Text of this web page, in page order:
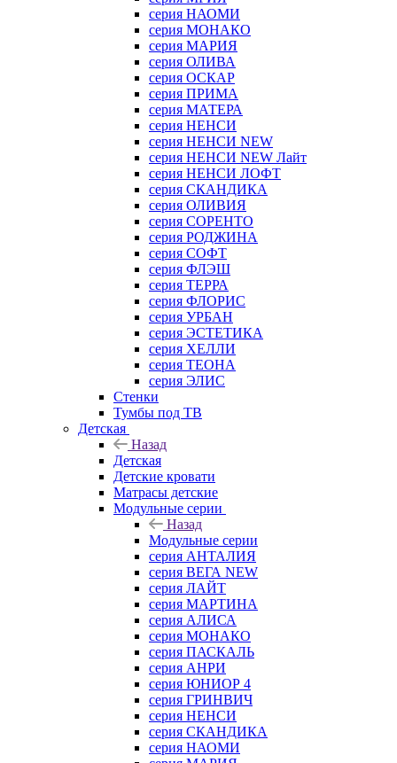
серия НАОМИ
серия МОНАКО
серия МАРИЯ
серия ОЛИВА
серия ОСКАР
серия ПРИМА
серия МАТЕРА
серия НЕНСИ
серия НЕНСИ NEW
серия НЕНСИ NEW Лайт
серия НЕНСИ ЛОФТ
серия СКАНДИКА
серия ОЛИВИЯ
серия СОРЕНТО
серия РОДЖИНА
серия СОФТ
серия ФЛЭШ
серия ТЕРРА
серия ФЛОРИС
серия УРБАН
серия ЭСТЕТИКА
серия ХЕЛЛИ
серия ТЕОНА
серия ЭЛИС
Стенки
Тумбы под ТВ
Детская
Назад
Детская
Детские кровати
Матрасы детские
Модульные серии
Назад
Модульные серии
серия АНТАЛИЯ
серия ВЕГА NEW
серия ЛАЙТ
серия МАРТИНА
серия АЛИСА
серия МОНАКО
серия ПАСКАЛЬ
серия АНРИ
серия ЮНИОР 4
серия ГРИНВИЧ
серия НЕНСИ
серия СКАНДИКА
серия НАОМИ